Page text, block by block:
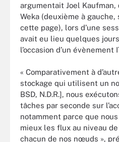
argumentait Joel
Weka (deuxième à
cette page), lors d’une
avait eu lieu quelques
l’occasion d’un évènement
« Comparativement à
stockage qui utilisent un
BSD, N.D.R.], nous
tâches par seconde sur
notamment parce que
mieux les flux au niveau
chacun de nos nœuds »,